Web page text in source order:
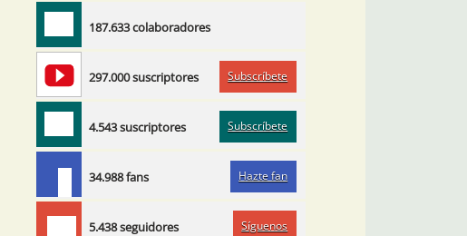
187.633 colaboradores
297.000 suscriptores Subscríbete
4.543 suscriptores Subscríbete
34.988 fans Hazte fan
5.438 seguidores Síguenos